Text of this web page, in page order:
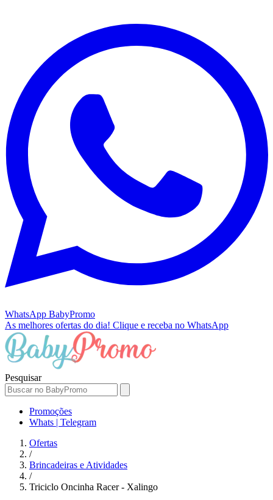
WhatsApp BabyPromo
As melhores ofertas do dia! Clique e receba no WhatsApp
Pesquisar
Promoções
Whats | Telegram
Ofertas
/
Brincadeiras e Atividades
/
Triciclo Oncinha Racer - Xalingo